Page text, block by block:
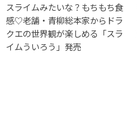
スライムみたいな？もちもち食
感♡老舗・青柳総本家からドラ
クエの世界観が楽しめる「スラ
イムういろう」発売